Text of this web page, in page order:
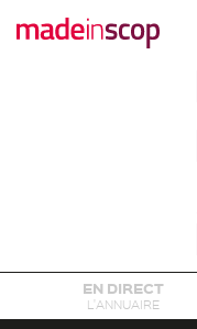
EN DIRECT
L'ANNUAIRE